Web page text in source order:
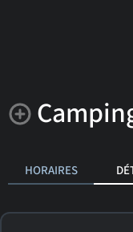
HORAIRES